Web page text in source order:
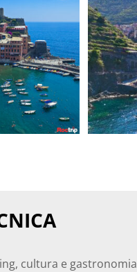
cultura e gastronomia